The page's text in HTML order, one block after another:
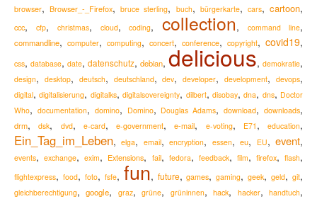
browser,Browser_-_Firefox,bruce sterling, buch, bürgerkarte, cars,cartoon,
ccc, cfp, christmas, cloud,coding,collection,command line,
commandline, computer, computing, concert, conference, copyright, covid19,
css, database, date, datenschutz, debian, delicious, demokratie,
design, desktop, deutsch, deutschland,dev,developer,development,devops,
digital,digitalisierung, digitalks,digitalsovereignty, dilbert, disobay,dna, dns, Doctor
Who, documentation, domino, Domino, Douglas Adams,download,downloads,
drm,dsk, dvd, e-card, e-government,e-mail, e-voting, E71 , education,
Ein_Tag_im_Leben,elga, email,encryption, essen,eu, EU,event,
events,exchange,exim, Extensions, fail, fedora, feedback, film, firefox,flash,
flightexpress, food, foto, fsfe, fun, future,games,gaming,geek,geld,git,
gleichberechtigung,google, graz,grüne, grüninnen,hack, hacker,handtuch,